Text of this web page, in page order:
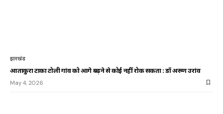
झारखंड
आताकुरा टोंका टोली गांव को आगे बढ़ने से कोई नहीं रोक सकता : डॉ अरुण उरांव
May 4, 2026